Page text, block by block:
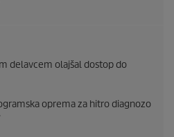
delavcem olajšal dostop do
oprema za hitro diagnozo